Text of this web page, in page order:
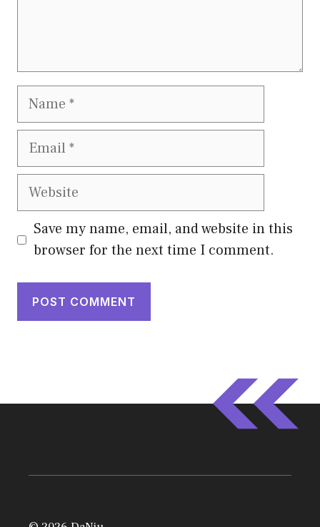
Name
Email
Website
Save my name, email, and website in this
browser for the next time I comment.